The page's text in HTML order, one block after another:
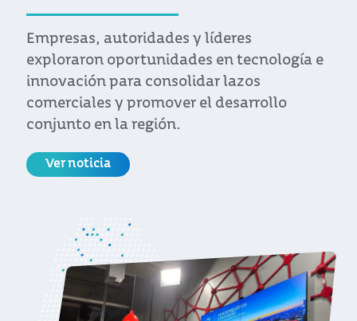
Empresas, autoridades y líderes
exploraron oportunidades en tecnología e
innovación para consolidar lazos
comerciales y promover el desarrollo
conjunto en la región.
Ver noticia